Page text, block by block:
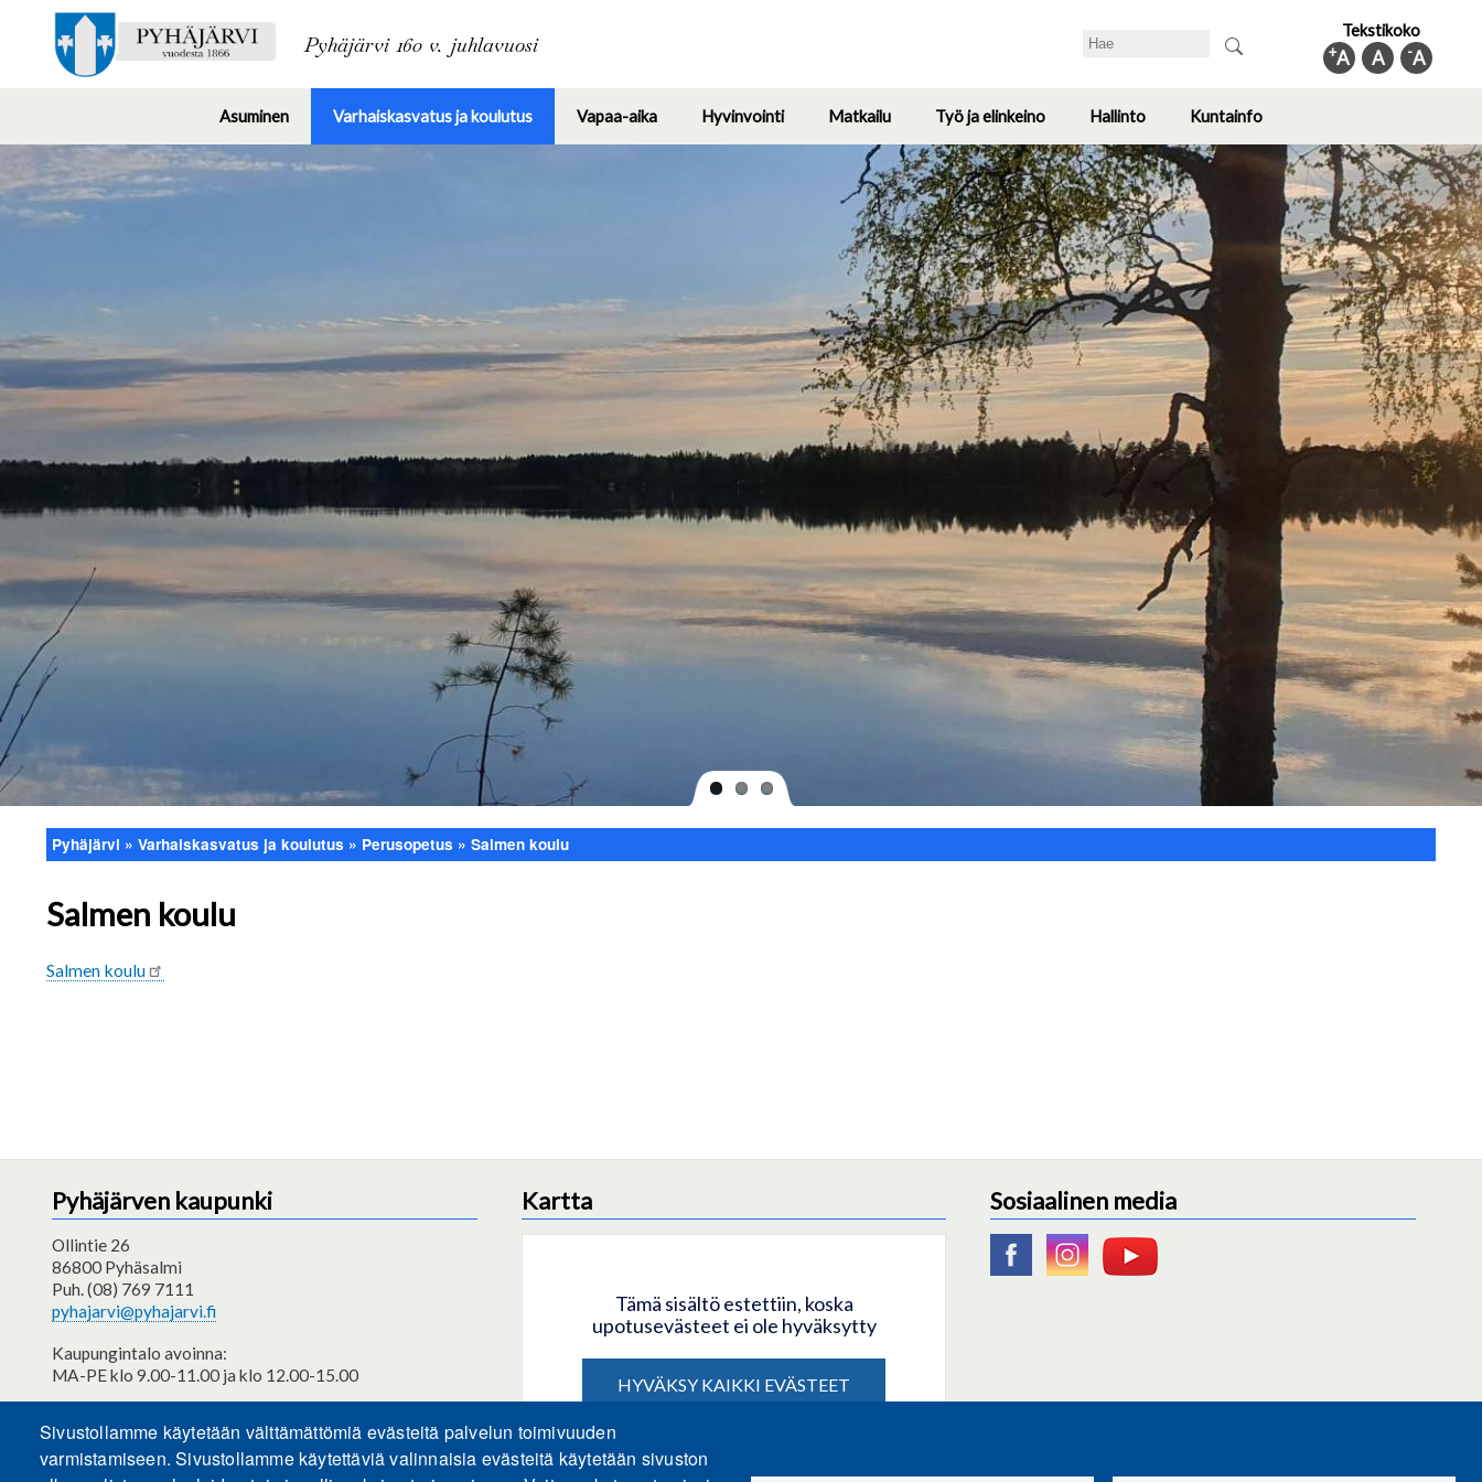
Pyhäjärvi 160 v. juhlavuosi Search Tekstikoko
-A
A
+A
Asuminen
Toggle
submenu
Varhaiskasvatus ja koulutus
Toggle
submenu
Vapaa-aika
Toggle
submenu
Hyvinvointi
Toggle
submenu
Matkailu
submenu
Työ ja elinkeino
Toggle
submenu
Hallinto
Toggle
submenu
Kuntainfo
submenu
Murupolku
Pyhäjärvi Varhaiskasvatus ja koulutus Perusopetus Salmen koulu
Salmen koulu
Salmen koulu
Pyhäjärven kaupunki
Ollintie 26
86800 Pyhäsalmi
Puh. (08) 769 7111
pyhajarvi@pyhajarvi.fi
Kaupungintalo avoinna:
MA-PE klo 9.00-11.00 ja klo 12.00-15.00
Kartta
Tämä sisältö estettiin, koska
upotusevästeet ei ole hyväksytty
HYVÄKSY KAIKKI EVÄSTEET
Sosiaalinen media
Sivustollamme käytetään välttämättömiä evästeitä palvelun toimivuuden
varmistamiseen. Sivustollamme käytettäviä valinnaisia evästeitä käytetään sivuston